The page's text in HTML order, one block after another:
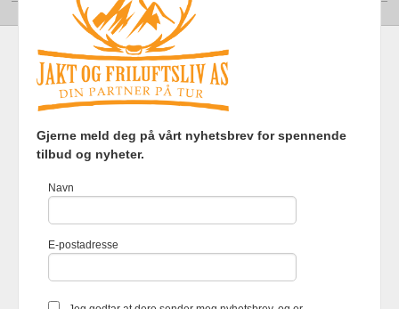
Frakt Kjøpsbetingelser Sikkerhet og personvern
Nyhetsbrev
Foretaksregisteret 920903363
du får en bedre kjøpsopplevelse og
bruker cookies hovedsaklig til å
Gjerne meld deg på vårt nyhetsbrev for spennende
tilbud og nyheter.
Navn
E-postadresse